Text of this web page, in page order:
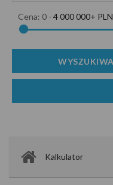
Cena: 0 - 4 000 000+ PLN
Kalkulator